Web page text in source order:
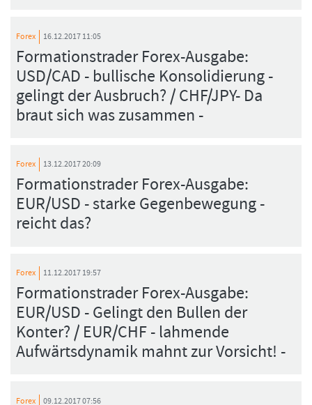
Forex 16.12.2017 11:05
Formationstrader Forex-Ausgabe:
USD/CAD - bullische Konsolidierung -
gelingt der Ausbruch? / CHF/JPY- Da
braut sich was zusammen -
Forex 13.12.2017 20:09
Formationstrader Forex-Ausgabe:
EUR/USD - starke Gegenbewegung -
reicht das?
Forex 11.12.2017 19:57
Formationstrader Forex-Ausgabe:
EUR/USD - Gelingt den Bullen der
Konter? / EUR/CHF - lahmende
Aufwärtsdynamik mahnt zur Vorsicht! -
Forex 09.12.2017 07:56